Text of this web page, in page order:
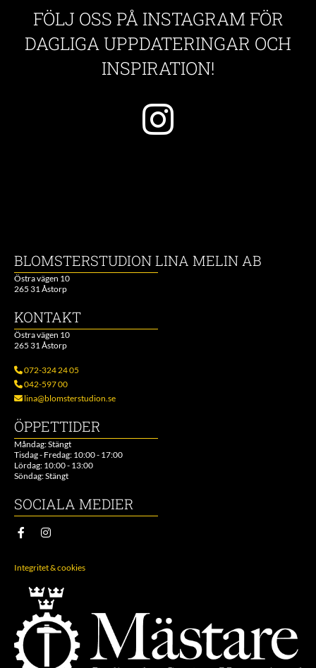
FÖLJ OSS PÅ INSTAGRAM FÖR
DAGLIGA UPPDATERINGAR OCH
INSPIRATION!
BLOMSTERSTUDION LINA MELIN AB
Östra vägen 10
265 31 Åstorp
KONTAKT
Östra vägen 10
265 31 Åstorp
072-324 24 05
042-597 00
 lina@blomsterstudion.se
ÖPPETTIDER
Måndag: Stängt
Tisdag - Fredag: 10:00 - 17:00
Lördag: 10:00 - 13:00
Söndag: Stängt
SOCIALA MEDIER
Integritet & cookies